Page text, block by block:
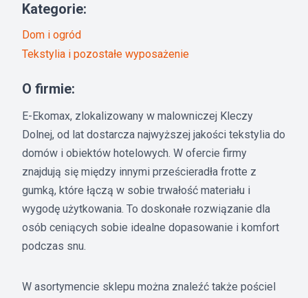
Kategorie:
Dom i ogród
Tekstylia i pozostałe wyposażenie
O firmie:
E-Ekomax, zlokalizowany w malowniczej Kleczy
Dolnej, od lat dostarcza najwyższej jakości tekstylia do
domów i obiektów hotelowych. W ofercie firmy
znajdują się między innymi prześcieradła frotte z
gumką, które łączą w sobie trwałość materiału i
wygodę użytkowania. To doskonałe rozwiązanie dla
osób ceniących sobie idealne dopasowanie i komfort
podczas snu.
W asortymencie sklepu można znaleźć także pościel